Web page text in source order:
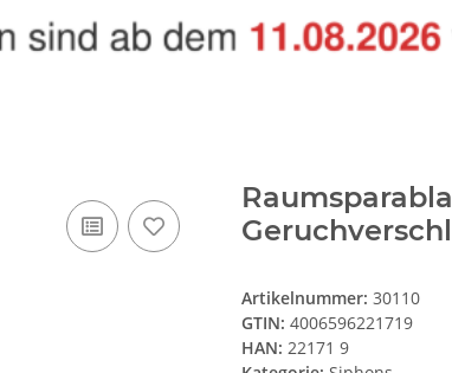
Artikelnummer: 30110
GTIN: 4006596221719
HAN: 22171 9